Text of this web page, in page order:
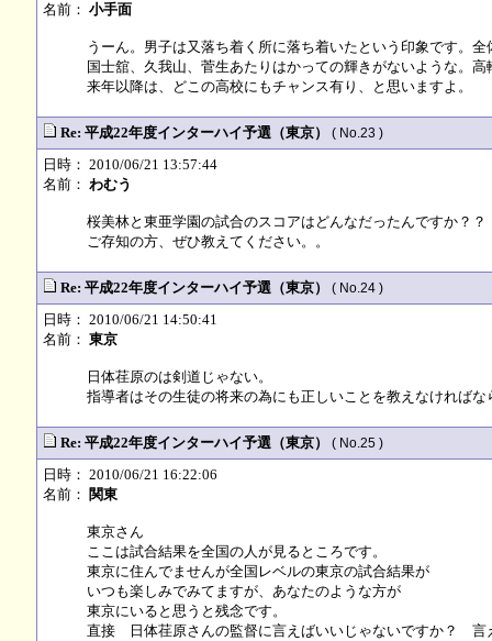
名前： 小手面
うーん。男子は又落ち着く所に落ち着いたという印象です。
国士舘、久我山、菅生あたりはかっての輝きがないような。
来年以降は、どこの高校にもチャンス有り、と思いますよ。
Re: 平成22年度インターハイ予選（東京） ( No.23 )
日時： 2010/06/21 13:57:44
名前： わむう
桜美林と東亜学園の試合のスコアはどんなだったんですか？？
ご存知の方、ぜひ教えてください。。
Re: 平成22年度インターハイ予選（東京） ( No.24 )
日時： 2010/06/21 14:50:41
名前： 東京
日体荏原のは剣道じゃない。
指導者はその生徒の将来の為にも正しいことを教えなければな
Re: 平成22年度インターハイ予選（東京） ( No.25 )
日時： 2010/06/21 16:22:06
名前：
関東
東京さん
ここは試合結果を全国の人が見るところです。
東京に住んでませんが全国レベルの東京の試合結果が
いつも楽しみでみてますが、あなたのような方が
東京にいると思うと残念です。
直接 日体荏原さんの監督に言えばいいじゃないですか？ 言